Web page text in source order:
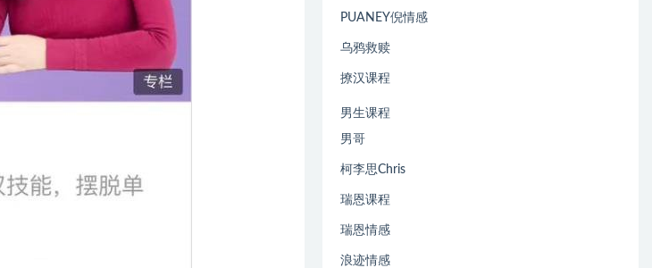
PUANEY倪情感
乌鸦救赎
撩汉课程
男生课程
男哥
柯李思Chris
瑞恩课程
瑞恩情感
浪迹情感